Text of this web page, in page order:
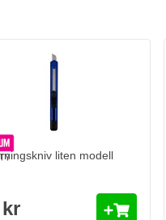
liten modell